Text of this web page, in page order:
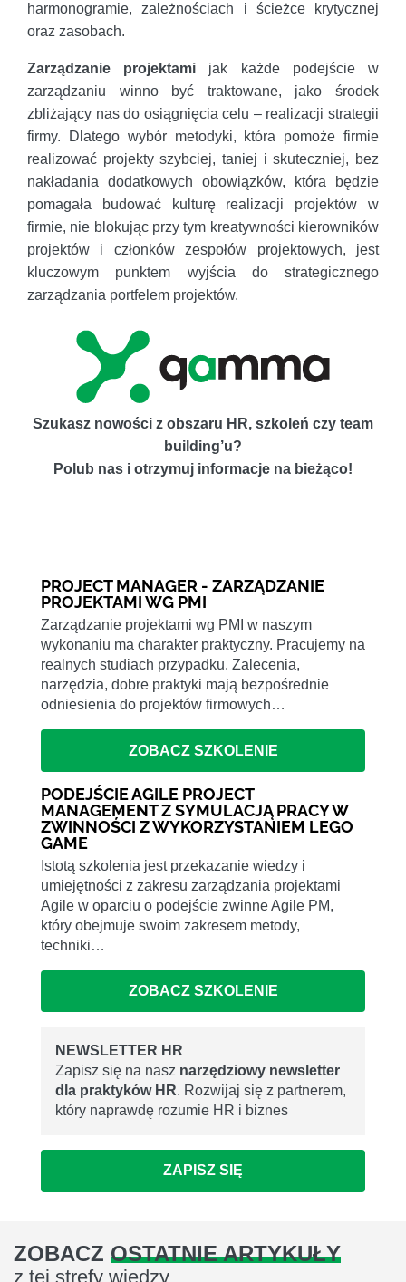
harmonogramie, zależnościach i ścieżce krytycznej
oraz zasobach.
Zarządzanie projektami jak każde podejście w
zarządzaniu winno być traktowane, jako środek
zbliżający nas do osiągnięcia celu – realizacji strategii
firmy. Dlatego wybór metodyki, która pomoże firmie
realizować projekty szybciej, taniej i skuteczniej, bez
nakładania dodatkowych obowiązków, która będzie
pomagała budować kulturę realizacji projektów w
firmie, nie blokując przy tym kreatywności kierowników
projektów i członków zespołów projektowych, jest
kluczowym punktem wyjścia do strategicznego
zarządzania portfelem projektów.
Szukasz nowości z obszaru HR, szkoleń czy team
building’u?
Polub nas i otrzymuj informacje na bieżąco!
PROJECT MANAGER - ZARZĄDZANIE
PROJEKTAMI WG PMI
Zarządzanie projektami wg PMI w naszym
wykonaniu ma charakter praktyczny. Pracujemy na
realnych studiach przypadku. Zalecenia,
narzędzia, dobre praktyki mają bezpośrednie
odniesienia do projektów firmowych…
ZOBACZ SZKOLENIE
PODEJŚCIE AGILE PROJECT
MANAGEMENT Z SYMULACJĄ PRACY W
ZWINNOŚCI Z WYKORZYSTANIEM LEGO
GAME
Istotą szkolenia jest przekazanie wiedzy i
umiejętności z zakresu zarządzania projektami
Agile w oparciu o podejście zwinne Agile PM,
który obejmuje swoim zakresem metody,
techniki…
ZOBACZ SZKOLENIE
NEWSLETTER HR
Zapisz się na nasz narzędziowy newsletter
dla praktyków HR. Rozwijaj się z partnerem,
który naprawdę rozumie HR i biznes
ZAPISZ SIĘ
ZOBACZ OSTATNIE ARTYKUŁY
z tej strefy wiedzy